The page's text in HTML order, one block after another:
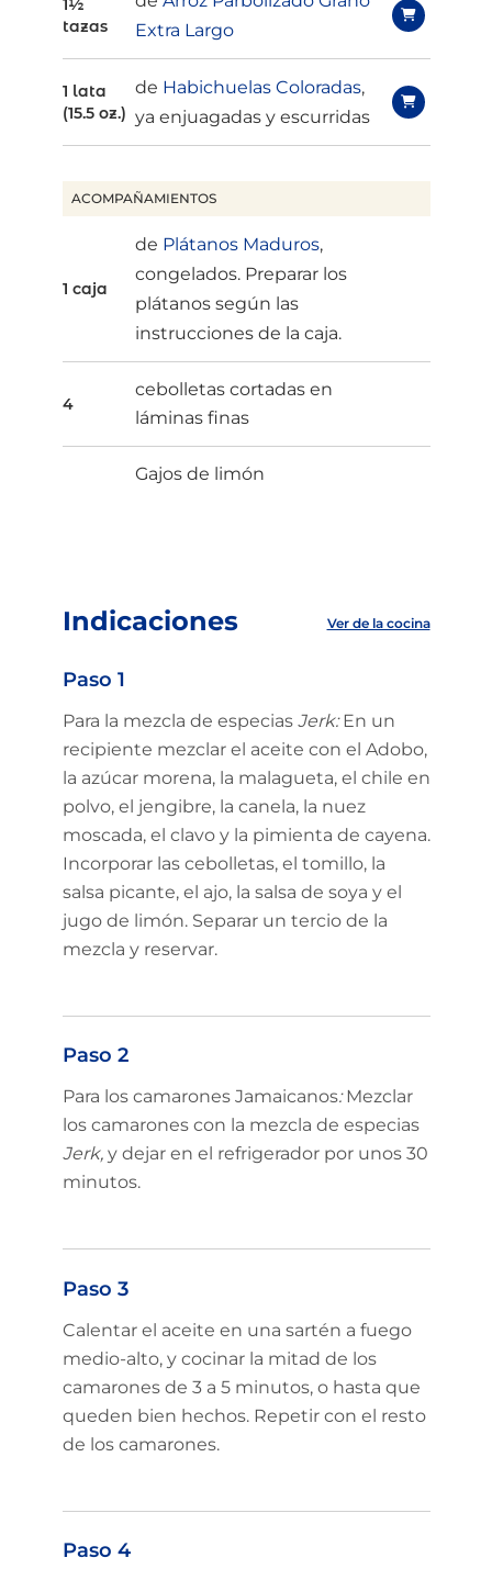
1½
tazas
Extra Largo
1 lata
(15.5 oz.)
de Habichuelas Coloradas,
ya enjuagadas y escurridas
ACOMPAÑAMIENTOS
1 caja
de Plátanos Maduros,
congelados. Preparar los
plátanos según las
instrucciones de la caja.
4
cebolletas cortadas en
láminas finas
Gajos de limón
Indicaciones Ver de la cocina
Paso 1
Para la mezcla de especias Jerk:En un
recipiente mezclar el aceite con el Adobo,
la azúcar morena, la malagueta, el chile en
polvo, el jengibre, la canela, la nuez
moscada, el clavo y la pimienta de cayena.
Incorporar las cebolletas, el tomillo, la
salsa picante, el ajo, la salsa de soya y el
jugo de limón. Separar un tercio de la
mezcla y reservar.
Paso 2
Para los camarones Jamaicanos:Mezclar
los camarones con la mezcla de especias
Jerk,y dejar en el refrigerador por unos 30
minutos.
Paso 3
Calentar el aceite en una sartén a fuego
medio-alto, y cocinar la mitad de los
camarones de 3 a 5 minutos, o hasta que
queden bien hechos. Repetir con el resto
de los camarones.
Paso 4